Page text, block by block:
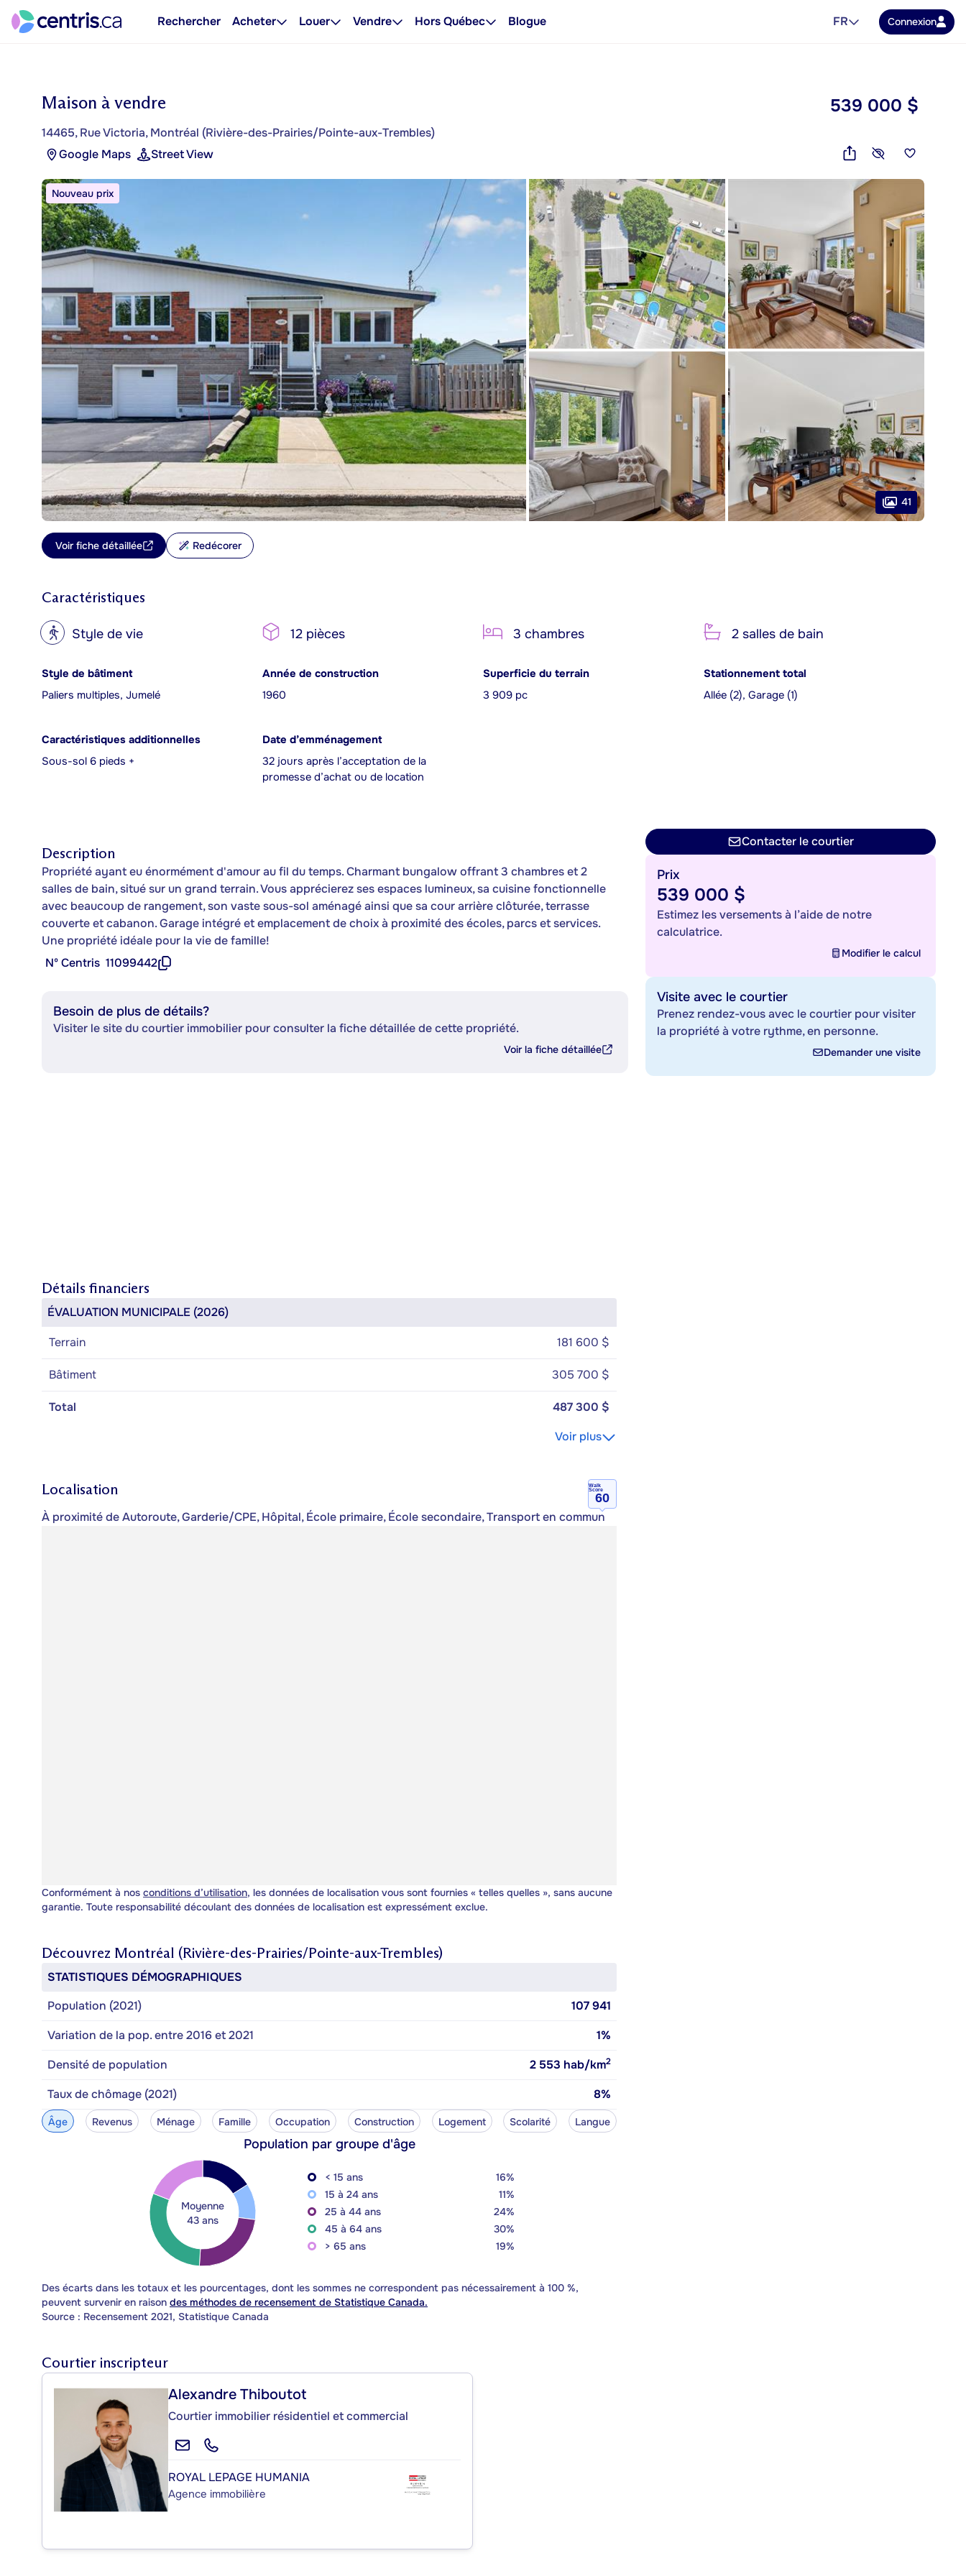
Rechercher Acheter Louer Vendre Hors Québec Blogue FR Connexion
Maison à vendre
14465, Rue Victoria, Montréal (Rivière-des-Prairies/Pointe-aux-Trembles)
Google Maps
Street View
539 000 $
Nouveau prix
41
Voir fiche détaillée Redécorer
Caractéristiques
? Style de vie 12 pièces 3 chambres 2 salles de bain
Style de bâtiment
Paliers multiples, Jumelé
Année de construction
1960
Superficie du terrain
3 909 pc
Stationnement total
Allée (2), Garage (1)
Caractéristiques additionnelles
Sous-sol 6 pieds +
Date d’emménagement
32 jours après l’acceptation de la
promesse d’achat ou de location
Description
Propriété ayant eu énormément d'amour au fil du temps. Charmant bungalow offrant 3 chambres et 2
salles de bain, situé sur un grand terrain. Vous apprécierez ses espaces lumineux, sa cuisine fonctionnelle
avec beaucoup de rangement, son vaste sous-sol aménagé ainsi que sa cour arrière clôturée, terrasse
couverte et cabanon. Garage intégré et emplacement de choix à proximité des écoles, parcs et services.
Une propriété idéale pour la vie de famille!
Nº Centris 11099442
Besoin de plus de détails?
Visiter le site du courtier immobilier pour consulter la fiche détaillée de cette propriété.
Voir la fiche détaillée
Détails financiers
ÉVALUATION MUNICIPALE (2026)
Terrain
181 600 $
Bâtiment 305 700 $
Total
487 300 $
Voir plus
Localisation
Walk
Score
60
À proximité de Autoroute, Garderie/CPE, Hôpital, École primaire, École secondaire, Transport en commun
Conformément à nos conditions d’utilisation, les données de localisation vous sont fournies « telles quelles », sans aucune
garantie. Toute responsabilité découlant des données de localisation est expressément exclue.
Découvrez Montréal (Rivière-des-Prairies/Pointe-aux-Trembles)
STATISTIQUES DÉMOGRAPHIQUES
Population (2021)
107 941
Variation de la pop. entre 2016 et 2021
1%
Densité de population
2 553 hab/km2
Taux de chômage (2021) 8%
Âge Revenus Ménage Famille Occupation Construction Logement Scolarité Langue
Population par groupe d'âge
Moyenne
43 ans
< 15 ans
16%
15 à 24 ans
11%
25 à 44 ans
24%
45 à 64 ans
30%
> 65 ans
19%
Des écarts dans les totaux et les pourcentages, dont les sommes ne correspondent pas nécessairement à 100 %,
peuvent survenir en raison des méthodes de recensement de Statistique Canada.
Source : Recensement 2021, Statistique Canada
Courtier inscripteur
Alexandre Thiboutot
Courtier immobilier résidentiel et commercial
ROYAL LEPAGE HUMANIA
Agence immobilière
Contacter le courtier
Prix
539 000 $
Estimez les versements à l’aide de notre
calculatrice.
Modifier le calcul
Visite avec le courtier
Prenez rendez-vous avec le courtier pour visiter
la propriété à votre rythme, en personne.
Demander une visite